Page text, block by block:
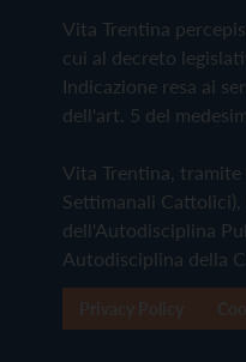
Vita Trentina
cui al decreto
Indicazione resa ai
dell'art. 5 del
Vita Trentina, tramite
Settimanali
dell'Autodisciplina
Autodisciplina della